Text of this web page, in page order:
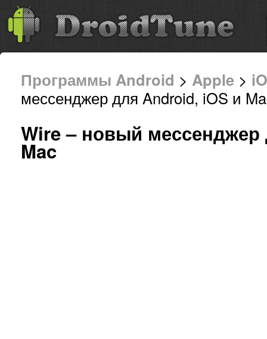
Программы Android > Apple >
мессенджер для Android, iOS и
Wire – новый
Mac